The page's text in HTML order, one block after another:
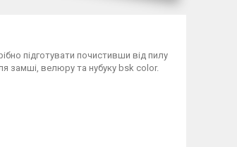
підготувати почистивши від пилу
замші, велюру та нубуку bsk color.